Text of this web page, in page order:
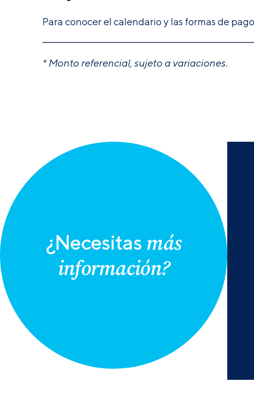
Para conocer el calendario y las formas de
* Monto referencial, sujeto a variaciones.
¿Necesitas más
información?